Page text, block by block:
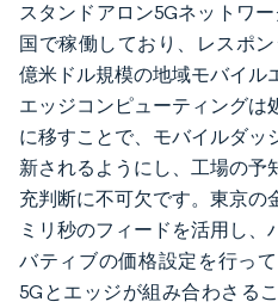
スタンドアロン5Gネットワ
国で稼働しており、レスポ
億米ドル規模の地域モバイル
エッジコンピューティングは
に移すことで、モバイルダッ
新されるようにし、工場の予
充判断に不可欠です。東京の
ミリ秒のフィードを活用し、
バティブの価格設定を行っ
5Gとエッジが組み合わさる